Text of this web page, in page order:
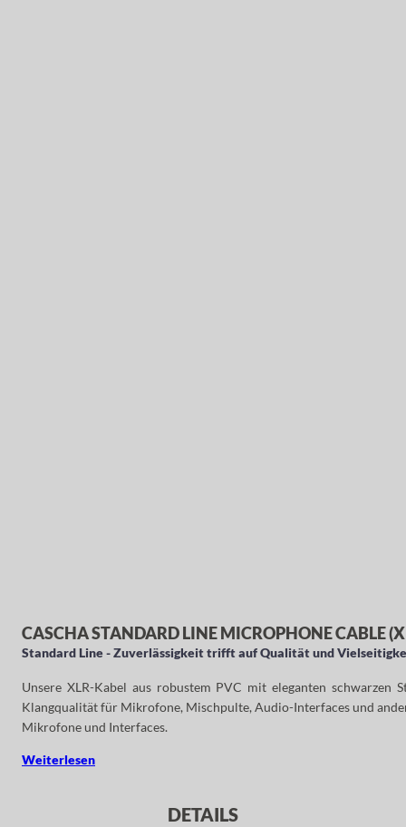
CASCHA STANDARD LINE MICROPHONE CABLE
Standard Line - Zuverlässigkeit trifft auf Qualität und
Unsere XLR-Kabel aus robustem PVC mit eleganten
Klangqualität für Mikrofone, Mischpulte, Audio-Interfaces und
Mikrofone und Interfaces.
Weiterlesen
DETAILS